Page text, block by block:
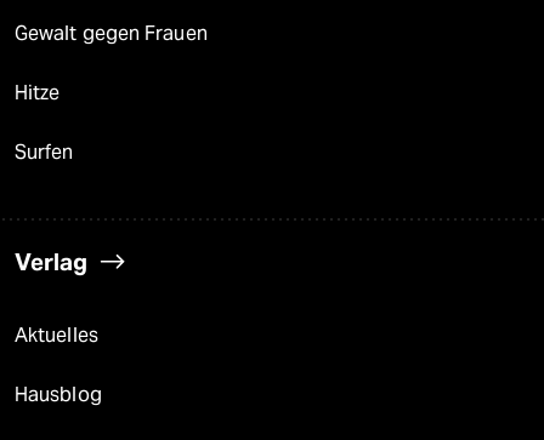
Gewalt gegen Frauen
Hitze
Surfen
Verlag
Aktuelles
Hausblog